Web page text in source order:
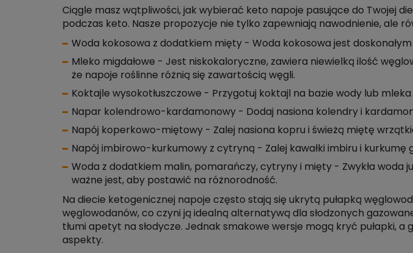
Ciągle masz wątpliwości, jak wybierać keto napoje pasujące do Twojej
podczas keto. Nasze propozycje nie tylko zapewniają nawodnienie, ale
Woda kokosowa z dodatkiem mięty - Woda kokosowa jest
Mleko migdałowe - Jest niskokaloryczne, zawiera niewielką ilość
że napoje roślinne różnią się zawartością węgli.
Koktajle wysokotłuszczowe - Przygotuj koktajl na bazie wody lub
Napar kolendrowo-kardamonowy - Dodaj nasiona kolendry i
Napój koperkowo-miętowy - Zalej nasiona kopru i świeżą miętę
Napój imbirowo-kurkumowy z cytryną - Zalej kawałki imbiru i kurkumę
Woda z dodatkiem malin, pomarańczy, cytryny i mięty - Zwykła woda
ważne jest, aby postawić na różnorodność.
Na diecie ketogenicznej napoje często stają się ukrytą pułapką
węglowodanów, co czyni ją idealną alternatywą dla słodzonych
tłumi apetyt na słodycze. Jednak smakowe wersje mogą kryć pułapki,
aspekty.